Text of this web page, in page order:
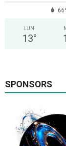
LUN
13°
SPONSORS